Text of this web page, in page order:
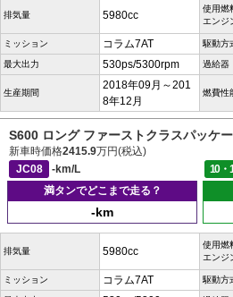
排気量 5980cc
使用燃
エンジ
ミッション コラム7AT 駆動方
最大出力 530ps/5300rpm 過給器
生産期間
2018年09月～201
8年12月
燃費性
S600 ロング ファーストクラスパッケ
新車時価格2415.9万円(税込)
JC08
-km/L 10・
満タンでどこまで走る？
-km
排気量 5980cc
使用燃
エンジ
ミッション コラム7AT 駆動方